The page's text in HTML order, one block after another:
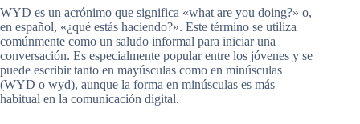
WYD es un acrónimo que significa «what are you doing?» o,
en español, «¿qué estás haciendo?». Este término se utiliza
comúnmente como un saludo informal para iniciar una
conversación. Es especialmente popular entre los jóvenes y se
puede escribir tanto en mayúsculas como en minúsculas
(WYD o wyd), aunque la forma en minúsculas es más
habitual en la comunicación digital.